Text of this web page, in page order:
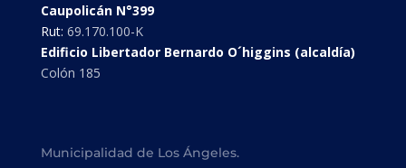
Caupolicán N°399
Rut: 69.170.100-K
Edificio Libertador Bernardo O´higgins (alcaldía)
Colón 185
Municipalidad de Los Ángeles.